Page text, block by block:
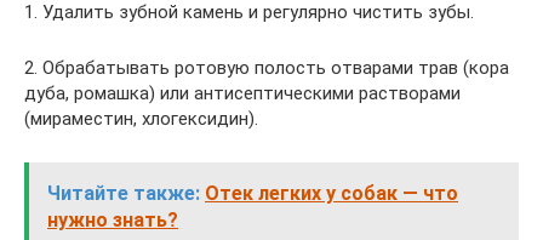
1. Удалить зубной камень и регулярно чистить зубы.
2. Обрабатывать ротовую полость отварами трав (кора
дуба, ромашка) или антисептическими растворами
(мираместин, хлогексидин).
Читайте также: Отек легких у собак — что
нужно знать?